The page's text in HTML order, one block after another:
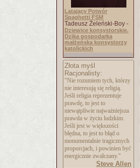
Latający Potwór
Spaghetti FSM
Tadeusz Żeleński-Boy -
Dziewice konsystorskie.
Dzika gospodarka
małżeńska konsystorzy
katolickich
Złota myśl
Racjonalisty:
"Nie rozumiem tych, którzy
nie interesują się religią.
Jeśli religia reprezentuje
prawdę, to jest to
niewątpliwie najważniejsza
prawda w życiu ludzkim.
Jeśli jest w większości
błędna, to jest to błąd o
monumentalnie tragicznych
proporcjach, i powinien być
energicznie zwalczany."
Steve Allen